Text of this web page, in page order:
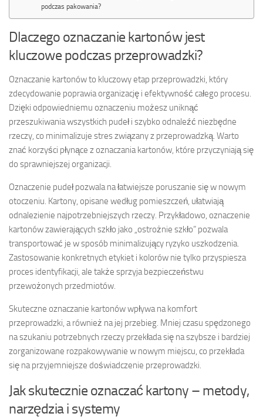
podczas pakowania?
Dlaczego oznaczanie kartonów jest
kluczowe podczas przeprowadzki?
Oznaczanie kartonów to kluczowy etap przeprowadzki, który
zdecydowanie poprawia organizację i efektywność całego procesu.
Dzięki odpowiedniemu oznaczeniu możesz uniknąć
przeszukiwania wszystkich pudeł i szybko odnaleźć niezbędne
rzeczy, co minimalizuje stres związany z przeprowadzką. Warto
znać korzyści płynące z oznaczania kartonów, które przyczyniają się
do sprawniejszej organizacji.
Oznaczenie pudeł pozwala na łatwiejsze poruszanie się w nowym
otoczeniu. Kartony, opisane według pomieszczeń, ułatwiają
odnalezienie najpotrzebniejszych rzeczy. Przykładowo, oznaczenie
kartonów zawierających szkło jako „ostrożnie szkło” pozwala
transportować je w sposób minimalizujący ryzyko uszkodzenia.
Zastosowanie konkretnych etykiet i kolorów nie tylko przyspiesza
proces identyfikacji, ale także sprzyja bezpieczeństwu
przewożonych przedmiotów.
Skuteczne oznaczanie kartonów wpływa na komfort
przeprowadzki, a również na jej przebieg. Mniej czasu spędzonego
na szukaniu potrzebnych rzeczy przekłada się na szybsze i bardziej
zorganizowane rozpakowywanie w nowym miejscu, co przekłada
się na przyjemniejsze doświadczenie przeprowadzki.
Jak skutecznie oznaczać kartony – metody,
narzędzia i systemy